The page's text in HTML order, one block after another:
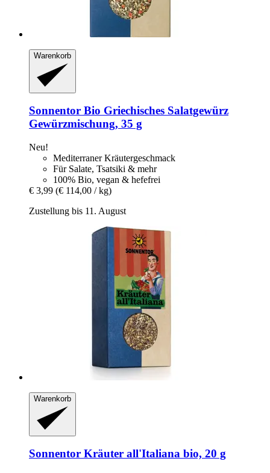
Warenkorb
Sonnentor Bio Griechisches Salatgewürz
Gewürzmischung, 35 g
Neu!
Mediterraner Kräutergeschmack
Für Salate, Tsatsiki & mehr
100% Bio, vegan & hefefrei
€ 3,99 (€ 114,00 / kg)
Zustellung bis 11. August
Warenkorb
Sonnentor Kräuter all'Italiana bio, 20 g